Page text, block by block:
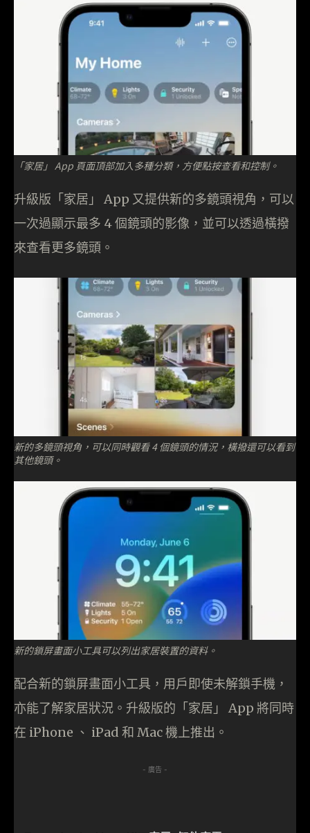
「家居」 App 頁面頂部加入多種分類，方便點按查看和控制。
升級版「家居」 App 又提供新的多鏡頭視角，可以
一次過顯示最多 4 個鏡頭的影像，並可以透過橫撥
來查看更多鏡頭。
新的多鏡頭視角，可以同時觀看 4 個鏡頭的情況，橫撥還可以看到
其他鏡頭。
新的鎖屏畫面小工具可以列出家居裝置的資料。
配合新的鎖屏畫面小工具，用戶即使未解鎖手機，
亦能了解家居狀況。升級版的「家居」 App 將同時
在 iPhone 、 iPad 和 Mac 機上推出。
- 廣告 -